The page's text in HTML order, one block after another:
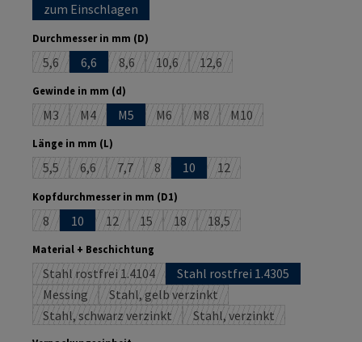
zum Einschlagen
Durchmesser in mm (D)
5,6(Diese Option ist zurzeit nicht verfügbar.)
6,6 8,6(Diese Option ist zurzeit nicht verfügbar.)
10,6(Diese Option ist zurzeit nicht
12,6(Diese Option ist zurzeit nicht
Gewinde in mm (d)
M3(Diese Option ist zurzeit nicht verfügbar.)
M4(Diese Option ist zurzeit nicht verfügbar.)
M5 M6(Diese Option ist zurzeit nicht verfügbar.)
M8(Diese Option ist zurzeit nicht
M10(Diese Option ist zurzeit
Länge in mm (L)
5,5(Diese Option ist zurzeit nicht verfügbar.)
6,6(Diese Option ist zurzeit nicht verfügbar.)
7,7(Diese Option ist zurzeit nicht verfügbar.)
8(Diese Option ist zurzeit nicht verfügbar.)
10 12(Diese Option ist zurzeit
Kopfdurchmesser in mm (D1)
8(Diese Option ist zurzeit nicht verfügbar.)
10 12(Diese Option ist zurzeit nicht verfügbar.)
15(Diese Option ist zurzeit nicht verfügbar.)
18(Diese Option ist zurzeit nicht
18,5(Diese Option ist zurzeit
Material + Beschichtung
Stahl rostfrei 1.4104(Diese Option ist zurzeit nicht verfügbar.)
Stahl rostfrei 1.4305
Messing(Diese Option ist zurzeit nicht verfügbar.)
Stahl, gelb verzinkt(Diese Option ist zurzeit nicht verfügbar.)
Stahl, schwarz verzinkt(Diese Option ist zurzeit nicht verfügbar.)
Stahl, verzinkt(Diese Option ist zurzeit